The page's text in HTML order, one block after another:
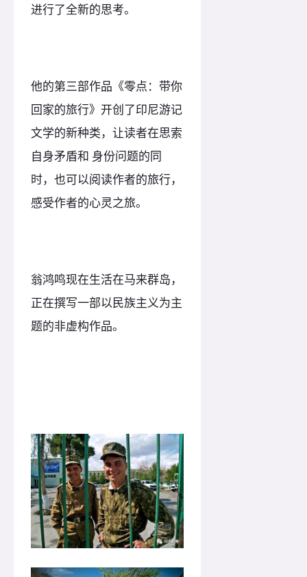
进行了全新的思考。
他的第三部作品《零点：带你
回家的旅行》开创了印尼游记
文学的新种类，让读者在思索
自身矛盾和 身份问题的同
时，也可以阅读作者的旅行，
感受作者的心灵之旅。
翁鸿鸣现在生活在马来群岛，
正在撰写一部以民族主义为主
题的非虚构作品。